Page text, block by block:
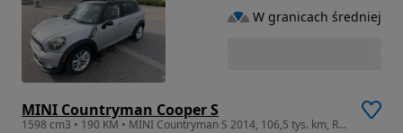
MINI Countryman Cooper S
1598 cm3 • 190 KM • MINI Countryman S 2014, 106,5 tys. km, Rozrząd i Sprzęgło wymienione!
W granicach średniej